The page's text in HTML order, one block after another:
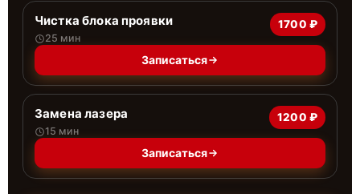
Чистка блока проявки
25 мин
1700 ₽
Записаться
Замена лазера
15 мин
1200 ₽
Записаться